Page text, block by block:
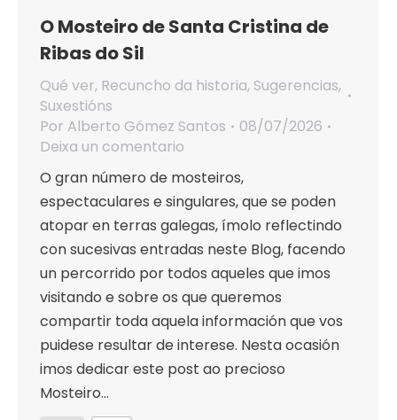
O Mosteiro de Santa Cristina de
Ribas do Sil
Qué ver, Recuncho da historia, Sugerencias,
Suxestións
Por Alberto Gómez Santos
08/07/2026
Deixa un comentario
O gran número de mosteiros,
espectaculares e singulares, que se poden
atopar en terras galegas, ímolo reflectindo
con sucesivas entradas neste Blog, facendo
un percorrido por todos aqueles que imos
visitando e sobre os que queremos
compartir toda aquela información que vos
puidese resultar de interese. Nesta ocasión
imos dedicar este post ao precioso
Mosteiro…